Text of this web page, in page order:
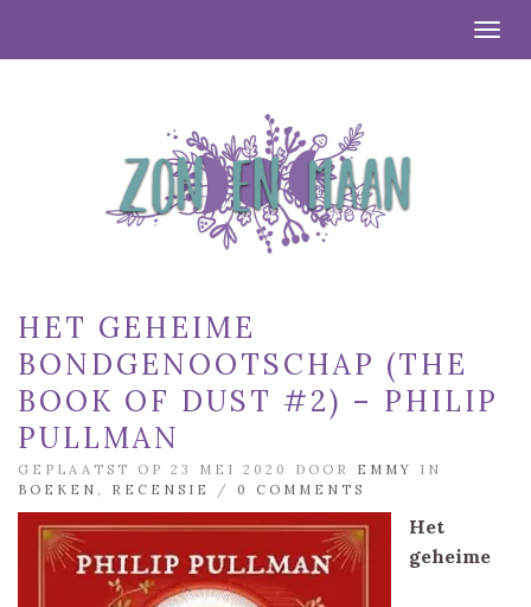
HET GEHEIME
BONDGENOOTSCHAP (THE
BOOK OF DUST #2) – PHILIP
PULLMAN
GEPLAATST OP 23 MEI 2020 DOOR EMMY
IN
BOEKEN
RECENSIE / 0 COMMENTS
Het
geheime